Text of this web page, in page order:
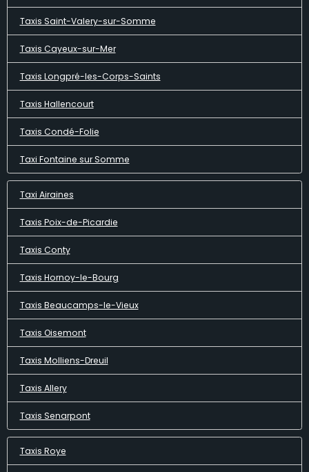
Taxis Saint-Valery-sur-Somme
Taxis Cayeux-sur-Mer
Taxis Longpré-les-Corps-Saints
Taxis Hallencourt
Taxis Condé-Folie
Taxi Fontaine sur Somme
Taxi Airaines
Taxis Poix-de-Picardie
Taxis Conty
Taxis Hornoy-le-Bourg
Taxis Beaucamps-le-Vieux
Taxis Oisemont
Taxis Molliens-Dreuil
Taxis Allery
Taxis Senarpont
Taxis Roye